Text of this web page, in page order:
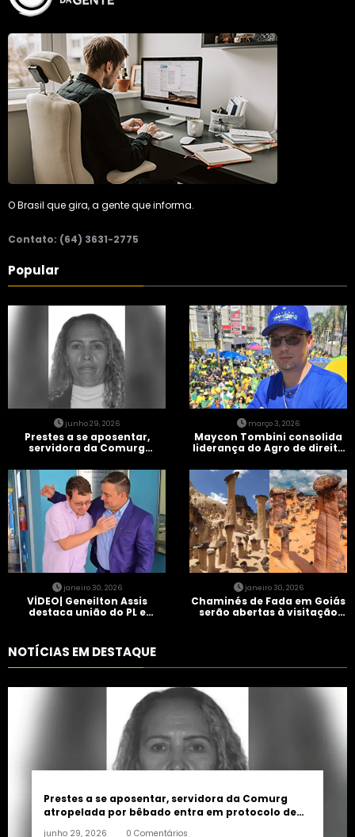
O Brasil que gira, a gente que informa.
Contato: (64) 3631-2775
Popular
junho 29, 2026
Prestes a se aposentar,
servidora da Comurg
entra em protocolo de
morte encefálica
março 3, 2026
Maycon Tombini consolida
liderança do Agro de direita
Brasil” em Goiânia
janeiro 30, 2026
VÍDEO| Geneilton Assis
destaca união do PL e
janeiro 30, 2026
Chaminés de Fada em Goiás
serão abertas à visitação
NOTÍCIAS EM DESTAQUE
Prestes a se aposentar, servidora da Comurg
atropelada por bêbado entra em protocolo de
junho 29, 2026 0 Comentários